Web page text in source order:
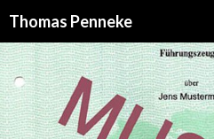
Thomas Penneke
ZUM
INHALT